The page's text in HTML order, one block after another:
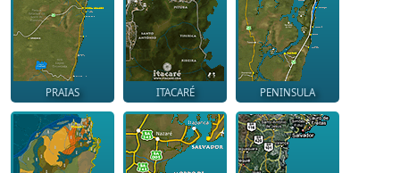
PRAIAS ITACARÉ PENINSULA